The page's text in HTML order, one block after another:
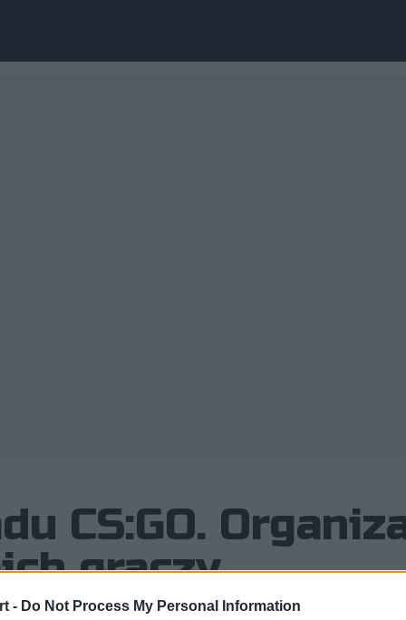
- Do Not Process My Personal Information
CS:GO.
graczy